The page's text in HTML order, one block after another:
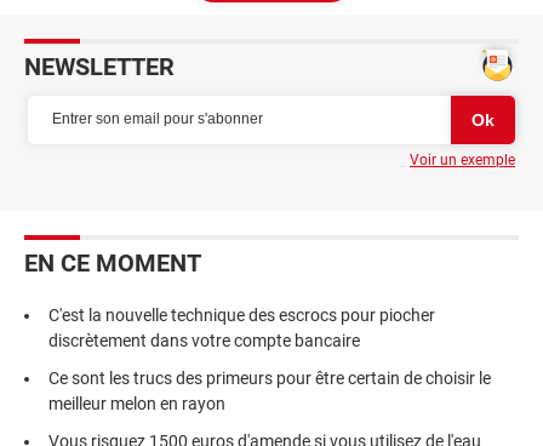
NEWSLETTER
Voir un exemple
EN CE MOMENT
C'est la nouvelle technique des escrocs pour piocher
discrètement dans votre compte bancaire
Ce sont les trucs des primeurs pour être certain de choisir le
meilleur melon en rayon
Vous risquez 1500 euros d'amende si vous utilisez de l'eau